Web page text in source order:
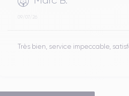
09/07/26
Très bien, service impeccable,